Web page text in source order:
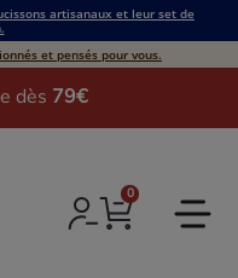
artisanaux et leur set de
et pensés pour vous.
dès 79€
0